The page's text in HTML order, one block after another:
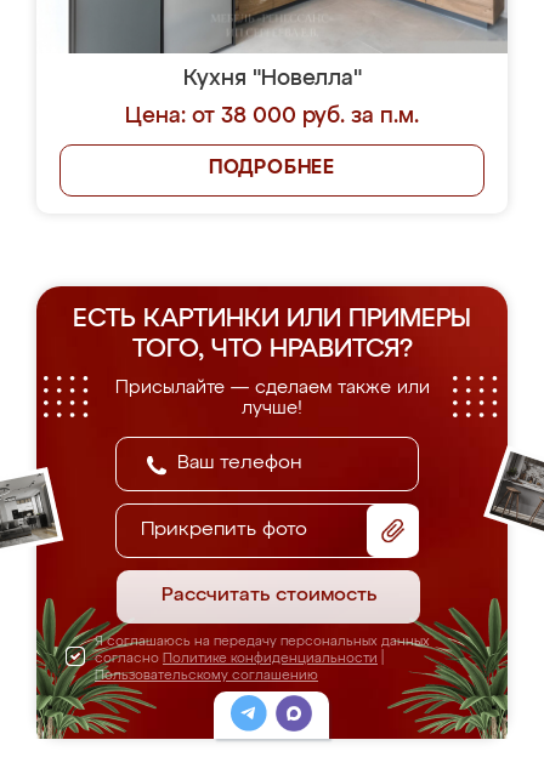
Кухня "Новелла"
Цена: от 38 000 руб. за п.м.
ПОДРОБНЕЕ
ЕСТЬ КАРТИНКИ ИЛИ ПРИМЕРЫ
ТОГО, ЧТО НРАВИТСЯ?
Присылайте — сделаем также или
лучше!
Прикрепить фото
Рассчитать стоимость
Я соглашаюсь на передачу персональных данных
согласно Политике конфиденциальности
Пользовательскому соглашению